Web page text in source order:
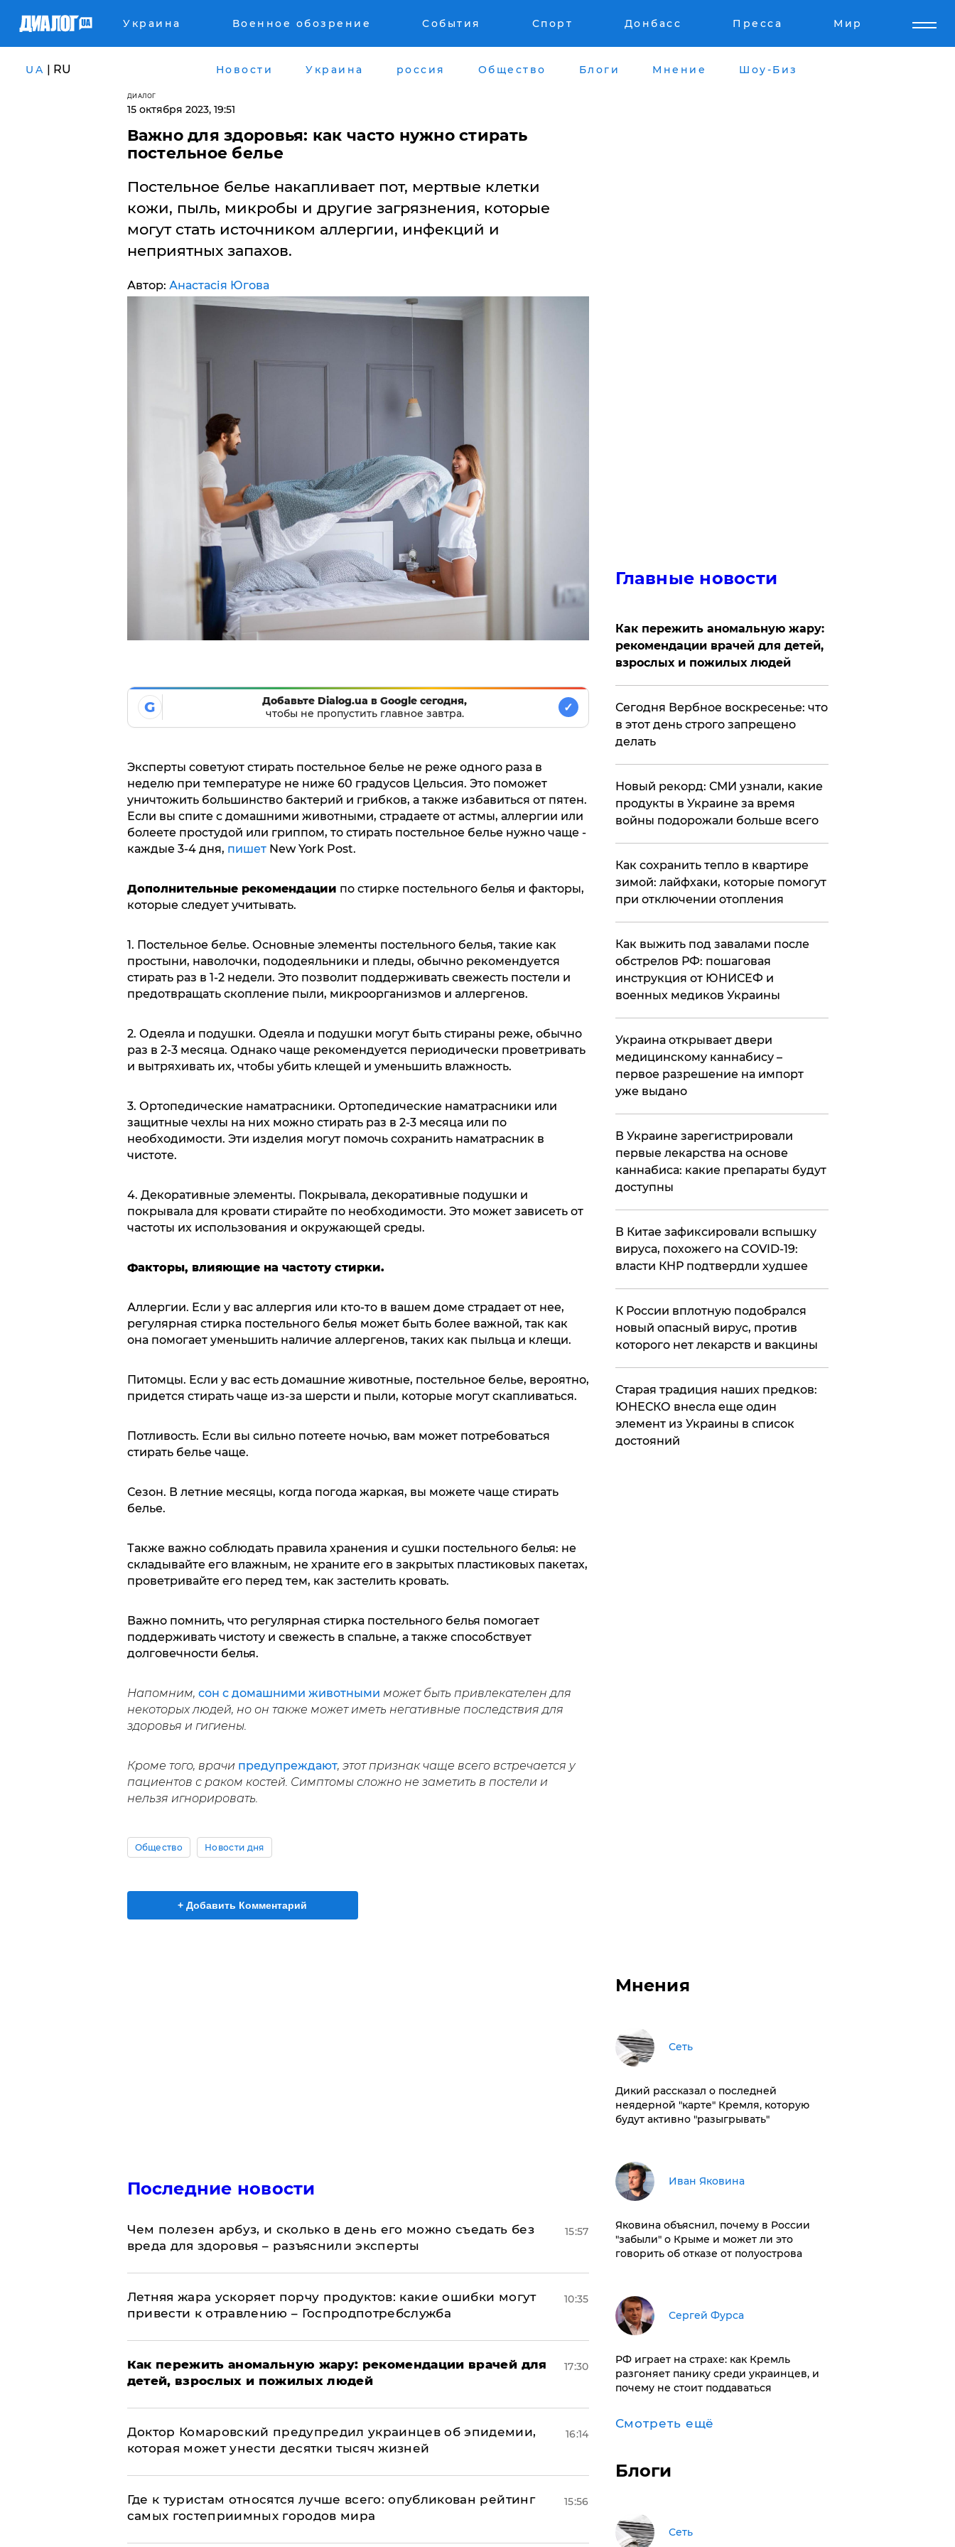
Украина Военное обозрение События Спорт Донбасс Пресса Мир
UA | RU Новости Украина россия Общество Блоги Мнение Шоу-Биз
ДИАЛОГ
15 октября 2023, 19:51
Важно для здоровья: как часто нужно стирать
постельное белье
​Постельное белье накапливает пот, мертвые клетки
кожи, пыль, микробы и другие загрязнения, которые
могут стать источником аллергии, инфекций и
неприятных запахов.
Автор: Анастасія Югова
G
Добавьте Dialog.ua в Google сегодня,
чтобы не пропустить главное завтра.
✓
Эксперты советуют стирать постельное белье не реже одного раза в
неделю при температуре не ниже 60 градусов Цельсия. Это поможет
уничтожить большинство бактерий и грибков, а также избавиться от пятен.
Если вы спите с домашними животными, страдаете от астмы, аллергии или
болеете простудой или гриппом, то стирать постельное белье нужно чаще -
каждые 3-4 дня, пишет New York Post.
Дополнительные рекомендации по стирке постельного белья и факторы,
которые следует учитывать.
1. Постельное белье. Основные элементы постельного белья, такие как
простыни, наволочки, пододеяльники и пледы, обычно рекомендуется
стирать раз в 1-2 недели. Это позволит поддерживать свежесть постели и
предотвращать скопление пыли, микроорганизмов и аллергенов.
2. Одеяла и подушки. Одеяла и подушки могут быть стираны реже, обычно
раз в 2-3 месяца. Однако чаще рекомендуется периодически проветривать
и вытряхивать их, чтобы убить клещей и уменьшить влажность.
3. Ортопедические наматрасники. Ортопедические наматрасники или
защитные чехлы на них можно стирать раз в 2-3 месяца или по
необходимости. Эти изделия могут помочь сохранить наматрасник в
чистоте.
4. Декоративные элементы. Покрывала, декоративные подушки и
покрывала для кровати стирайте по необходимости. Это может зависеть от
частоты их использования и окружающей среды.
Факторы, влияющие на частоту стирки.
Аллергии. Если у вас аллергия или кто-то в вашем доме страдает от нее,
регулярная стирка постельного белья может быть более важной, так как
она помогает уменьшить наличие аллергенов, таких как пыльца и клещи.
Питомцы. Если у вас есть домашние животные, постельное белье, вероятно,
придется стирать чаще из-за шерсти и пыли, которые могут скапливаться.
Потливость. Если вы сильно потеете ночью, вам может потребоваться
стирать белье чаще.
Сезон. В летние месяцы, когда погода жаркая, вы можете чаще стирать
белье.
Также важно соблюдать правила хранения и сушки постельного белья: не
складывайте его влажным, не храните его в закрытых пластиковых пакетах,
проветривайте его перед тем, как застелить кровать.
Важно помнить, что регулярная стирка постельного белья помогает
поддерживать чистоту и свежесть в спальне, а также способствует
долговечности белья.
Напомним, сон с домашними животными может быть привлекателен для
некоторых людей, но он также может иметь негативные последствия для
здоровья и гигиены.
Кроме того, врачи предупреждают, этот признак чаще всего встречается у
пациентов с раком костей. Симптомы сложно не заметить в постели и
нельзя игнорировать.
Общество Новости дня
+ Добавить Комментарий
Последние новости
Чем полезен арбуз, и сколько в день его можно съедать без
вреда для здоровья – разъяснили эксперты
15:57
Летняя жара ускоряет порчу продуктов: какие ошибки могут
привести к отравлению – Госпродпотребслужба
10:35
Как пережить аномальную жару: рекомендации врачей для
детей, взрослых и пожилых людей
17:30
Доктор Комаровский предупредил украинцев об эпидемии,
которая может унести десятки тысяч жизней
16:14
Где к туристам относятся лучше всего: опубликован рейтинг
самых гостеприимных городов мира
15:56
Главные новости
Как пережить аномальную жару:
рекомендации врачей для детей,
взрослых и пожилых людей
​Сегодня Вербное воскресенье: что
в этот день строго запрещено
делать
Новый рекорд: СМИ узнали, какие
продукты в Украине за время
войны подорожали больше всего
​Как сохранить тепло в квартире
зимой: лайфхаки, которые помогут
при отключении отопления
Как выжить под завалами после
обстрелов РФ: пошаговая
инструкция от ЮНИСЕФ и
военных медиков Украины
Украина открывает двери
медицинскому каннабису –
первое разрешение на импорт
уже выдано
В Украине зарегистрировали
первые лекарства на основе
каннабиса: какие препараты будут
доступны
В Китае зафиксировали вспышку
вируса, похожего на COVID-19:
власти КНР подтвердли худшее
К России вплотную подобрался
новый опасный вирус, против
которого нет лекарств и вакцины
​Старая традиция наших предков:
ЮНЕСКО внесла еще один
элемент из Украины в список
достояний
Мнения
Сеть
Дикий рассказал о последней
неядерной "карте" Кремля, которую
будут активно "разыгрывать"
Иван Яковина
Яковина объяснил, почему в России
"забыли" о Крыме и может ли это
говорить об отказе от полуострова
Сергей Фурса
РФ играет на страхе: как Кремль
разгоняет панику среди украинцев, и
почему не стоит поддаваться
Смотреть ещё
Блоги
Сеть